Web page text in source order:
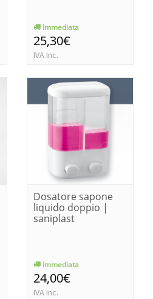
Immediata
25,30€
IVA Inc.
Dosatore sapone
liquido doppio |
saniplast
Immediata
24,00€
IVA Inc.